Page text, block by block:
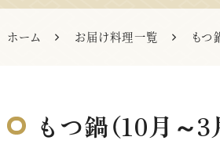
ホーム お届け料理一覧 もつ
もつ鍋（10月～3